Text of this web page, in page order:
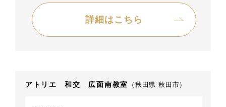
詳細はこちら
アトリエ 和交 広面南教室 （秋田県 秋田市）